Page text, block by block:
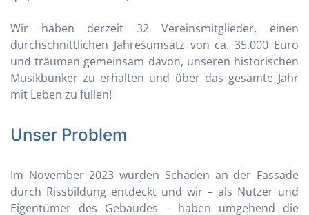
Wir haben derzeit 32 Vereinsmitglieder, einen
durchschnittlichen Jahresumsatz von ca. 35.000 Euro
und träumen gemeinsam davon, unseren historischen
Musikbunker zu erhalten und über das gesamte Jahr
mit Leben zu füllen!
Unser Problem
Im November 2023 wurden Schäden an der Fassade
durch Rissbildung entdeckt und wir – als Nutzer und
Eigentümer des Gebäudes – haben umgehend die